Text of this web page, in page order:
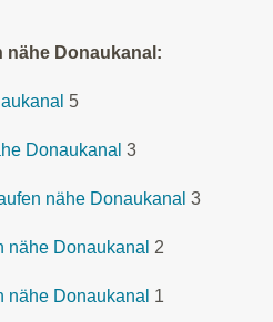
nähe Donaukanal:
5
Donaukanal 3
nähe Donaukanal 3
nähe Donaukanal 2
nähe Donaukanal 1